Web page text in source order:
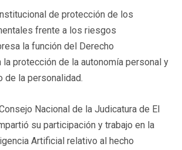
de protección de los
frente a los riesgos
la función del Derecho
la protección de la autonomía personal y
de la personalidad.
Nacional de la Judicatura de El
su participación y trabajo en la
Artificial relativo al hecho